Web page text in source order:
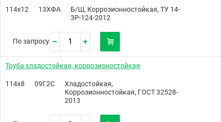
114х12 13ХФА
Б/Ш, Коррозионностойкая, ТУ 14-
3Р-124-2012
По запросу
Труба хладостойкая, коррозионостойкая
114х8 09Г2С
Хладостойкая,
Коррозионностойкая, ГОСТ 32528-
2013